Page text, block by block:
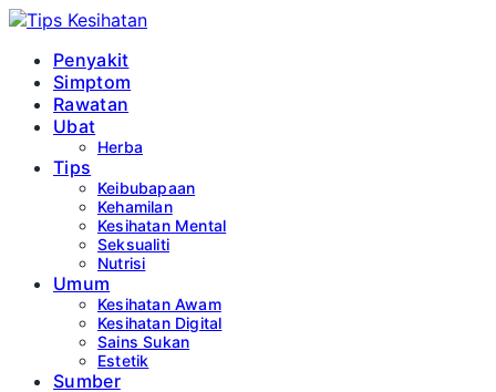
Penyakit
Simptom
Rawatan
Ubat
Herba
Tips
Keibubapaan
Kehamilan
Kesihatan Mental
Seksualiti
Nutrisi
Umum
Kesihatan Awam
Kesihatan Digital
Sains Sukan
Estetik
Sumber